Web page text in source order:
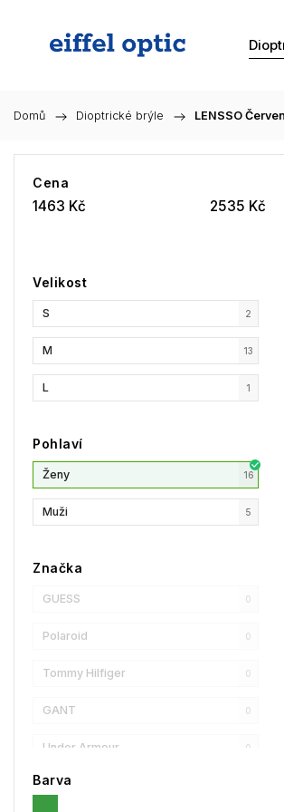
Domů / Dioptrické brýle / LENSSO
Cena
1463 Kč 2535 Kč
Velikost
S 2
M 13
L 1
Pohlaví
Ženy 16
Muži 5
Značka
GUESS 0
Polaroid 0
Tommy Hilfiger 0
GANT 0
Under Armour 0
Privé Revaux
Barva